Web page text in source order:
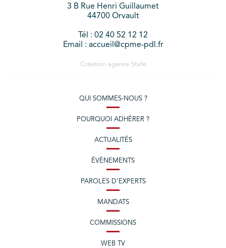
3 B Rue Henri Guillaumet
44700 Orvault
Tél : 02 40 52 12 12
Email : accueil@cpme-pdl.fr
Création agence Stafe
QUI SOMMES-NOUS ?
POURQUOI ADHÉRER ?
ACTUALITÉS
ÉVÈNEMENTS
PAROLES D’EXPERTS
MANDATS
COMMISSIONS
WEB TV